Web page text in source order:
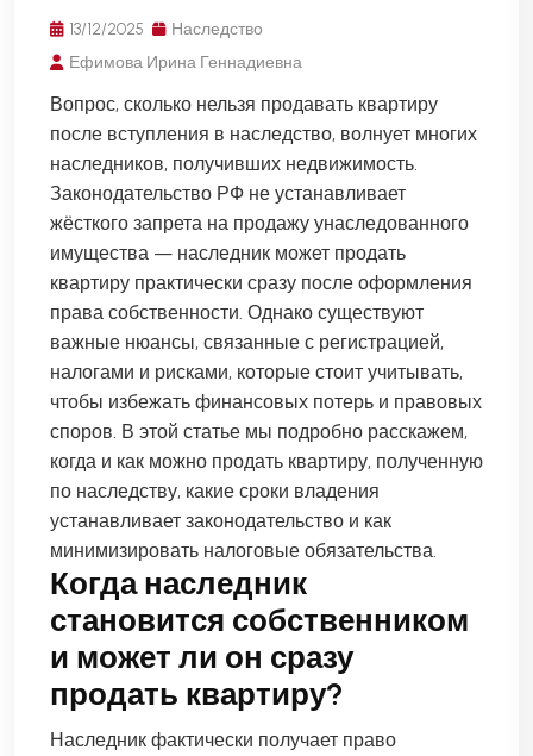
13/12/2025
Наследство
Ефимова Ирина Геннадиевна
Вопрос, сколько нельзя продавать квартиру
после вступления в наследство, волнует многих
наследников, получивших недвижимость.
Законодательство РФ не устанавливает
жёсткого запрета на продажу унаследованного
имущества — наследник может продать
квартиру практически сразу после оформления
права собственности. Однако существуют
важные нюансы, связанные с регистрацией,
налогами и рисками, которые стоит учитывать,
чтобы избежать финансовых потерь и правовых
споров. В этой статье мы подробно расскажем,
когда и как можно продать квартиру, полученную
по наследству, какие сроки владения
устанавливает законодательство и как
минимизировать налоговые обязательства.
Когда наследник
становится собственником
и может ли он сразу
продать квартиру?
Наследник фактически получает право